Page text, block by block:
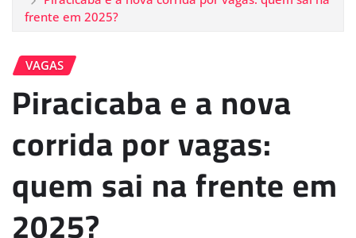
frente em 2025?
VAGAS
Piracicaba e a nova
corrida por vagas:
quem sai na frente em